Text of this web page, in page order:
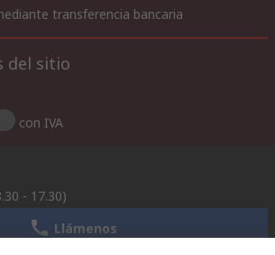
transferencia bancaria
del sitio
con IVA
- 17.30)
Llámenos